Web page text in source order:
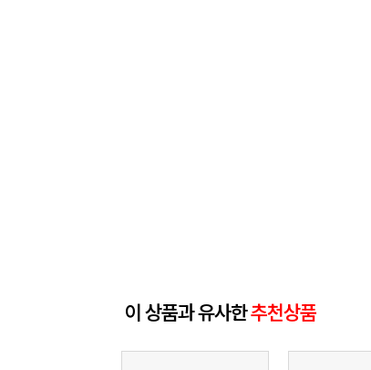
이 상품과 유사한추천상품